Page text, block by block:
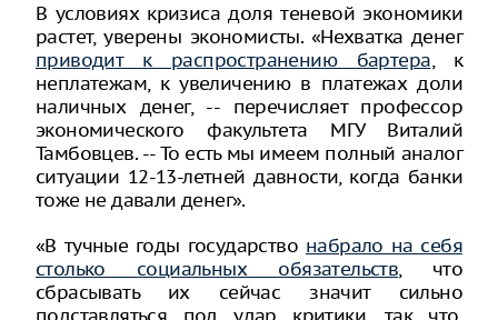
В условиях кризиса доля теневой экономики
растет, уверены экономисты. «Нехватка денег
приводит к распространению бартера, к
неплатежам, к увеличению в платежах доли
наличных денег, -- перечисляет профессор
экономического факультета МГУ Виталий
Тамбовцев. -- То есть мы имеем полный аналог
ситуации 12-13-летней давности, когда банки
тоже не давали денег».
«В тучные годы государство набрало на себя
столько социальных обязательств, что
сбрасывать их сейчас значит сильно